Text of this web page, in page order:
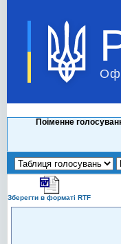
Поіменне
Зберегти в форматі RTF